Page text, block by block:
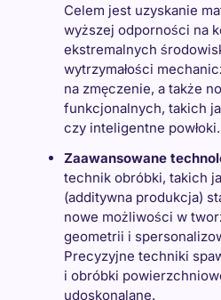
Celem jest uzyskanie
wyższej odporności na
ekstremalnych
wytrzymałości
na zmęczenie, a także
funkcjonalnych, takich
czy inteligentne powłoki.
Zaawansowane
technik obróbki, takich
(additywna produkcja)
nowe możliwości w
geometrii i
Precyzyjne techniki
i obróbki
udoskonalane.